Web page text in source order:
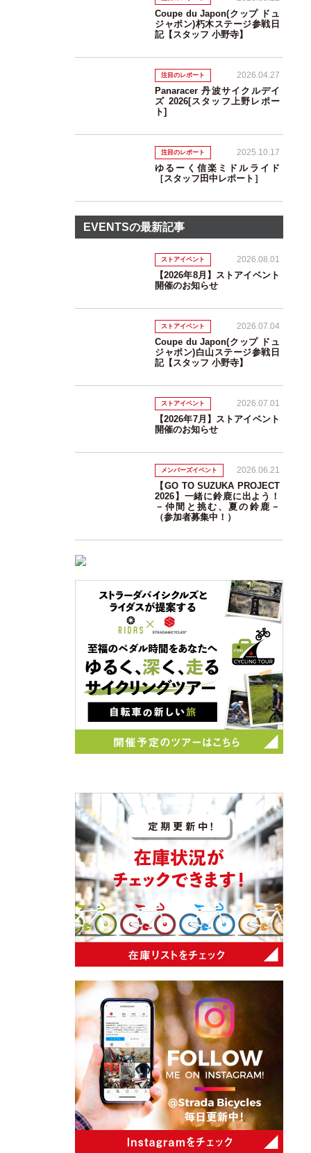
Coupe du Japon(クップ ドュ
ジャポン)朽木ステージ参戦日
記【スタッフ 小野寺】
注目のレポート 2026.04.27
Panaracer 丹波サイクルデイ
ズ 2026[スタッフ上野レポー
ト]
注目のレポート 2025.10.17
ゆるーく信楽ミドルライド
［スタッフ田中レポート］
EVENTSの最新記事
ストアイベント 2026.08.01
【2026年8月】ストアイベント
開催のお知らせ
ストアイベント 2026.07.04
Coupe du Japon(クップ ドュ
ジャポン)白山ステージ参戦日
記【スタッフ 小野寺】
ストアイベント 2026.07.01
【2026年7月】ストアイベント
開催のお知らせ
メンバーズイベント 2026.06.21
【GO TO SUZUKA PROJECT
2026】一緒に鈴鹿に出よう！
－仲間と挑む、夏の鈴鹿－
（参加者募集中！）